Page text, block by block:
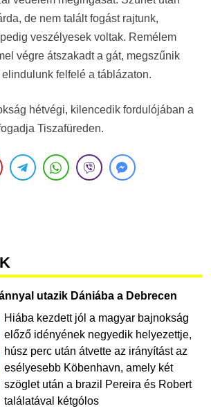
de nem talált fogást rajtunk,
veszélyesek voltak. Remélem
végre átszakadt a gát, megszűnik
felfelé a táblázaton.
hétvégi, kilencedik fordulójában a
Tiszafüreden.
utazik Dániába a Debrecen
Hiába kezdett jól a magyar bajnokság
előző idényének negyedik helyezettje,
húsz perc után átvette az irányítást az
esélyesebb Köbenhavn, amely két
szöglet után a brazil Pereira és Robert
találatával kétgólos